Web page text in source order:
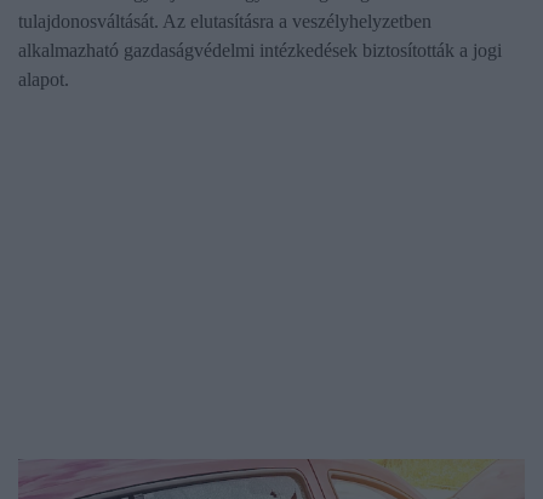
tulajdonosváltását. Az elutasításra a veszélyhelyzetben
alkalmazható gazdaságvédelmi intézkedések biztosították a jogi
alapot.